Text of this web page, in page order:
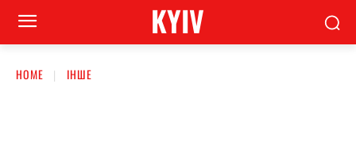
KYIV
HOME ІНШЕ